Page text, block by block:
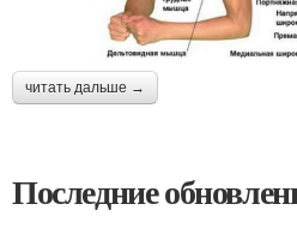
читать дальше →
Последние